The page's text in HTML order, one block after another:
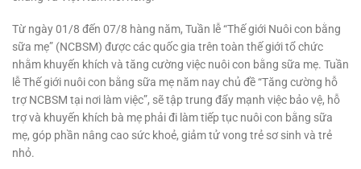
Từ ngày 01/8 đến 07/8 hàng năm, Tuần lễ “Thế giới Nuôi con bằng
sữa mẹ” (NCBSM) được các quốc gia trên toàn thế giới tổ chức
nhằm khuyến khích và tăng cường việc nuôi con bằng sữa mẹ. Tuần
lễ Thế giới nuôi con bằng sữa mẹ năm nay chủ đề “Tăng cường hỗ
trợ NCBSM tại nơi làm việc”, sẽ tập trung đẩy mạnh việc bảo vệ, hỗ
trợ và khuyến khích bà mẹ phải đi làm tiếp tục nuôi con bằng sữa
mẹ, góp phần nâng cao sức khoẻ, giảm tử vong trẻ sơ sinh và trẻ
nhỏ.